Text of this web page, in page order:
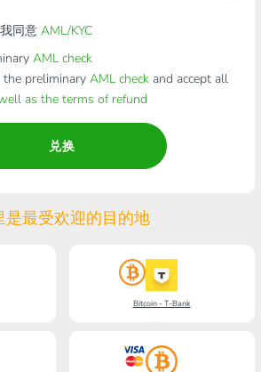
同意 AML/KYC
AML check
preliminary AML checkand accept all
as the terms of refund
兑换
是最受欢迎的目的地
Bitcoin - T-Bank